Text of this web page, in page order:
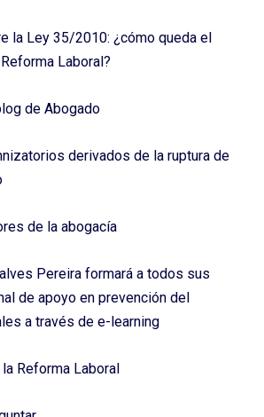
la Ley 35/2010: ¿cómo queda el
Laboral?
de Abogado
derivados de la ruptura de
de la abogacía
Pereira formará a todos sus
de apoyo en prevención del
a través de e-learning
Reforma Laboral